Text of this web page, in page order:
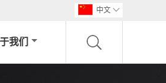
中文 
我们